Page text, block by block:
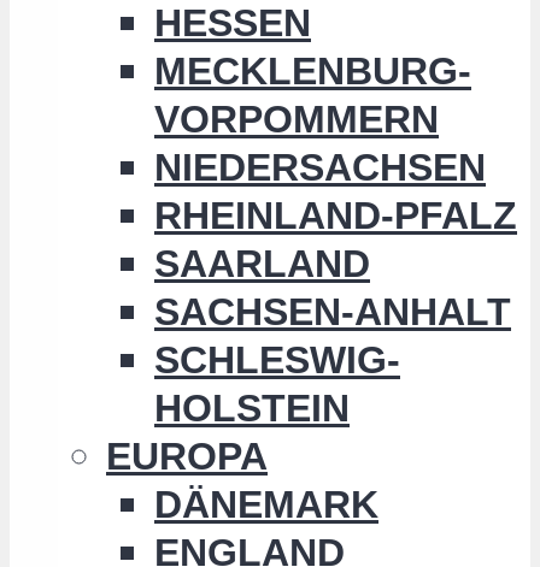
HESSEN
MECKLENBURG-
VORPOMMERN
NIEDERSACHSEN
RHEINLAND-PFALZ
SAARLAND
SACHSEN-ANHALT
SCHLESWIG-
HOLSTEIN
EUROPA
DÄNEMARK
ENGLAND